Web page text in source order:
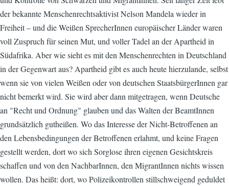
der bekannte Menschenrechtsaktivist Nelson Mandela wieder in
Freiheit – und die Weißen SprecherInnen europäischer Länder waren
voll Zuspruch für seinen Mut, und voller Tadel an der Apartheid in
Südafrika. Aber wie sieht es mit den Menschenrechten in Deutschland
in der Gegenwart aus? Apartheid gibt es auch heute hierzulande, selbst
wenn sie von vielen Weißen oder von deutschen StaatsbürgerInnen gar
nicht bemerkt wird. Sie wird aber dann mitgetragen, wenn Deutsche
an "Recht und Ordnung" glauben und das Walten der BeamtInnen
grundsätzlich gutheißen. Wo das Interesse der Nicht-Betroffenen an
den Lebensbedingungen der Betroffenen erlahmt, und keine Fragen
gestellt werden, dort wo sich Sorglose ihren eigenen Gesichtskreis
schaffen und von den NachbarInnen, den MigrantInnen nichts wissen
wollen. Das heißt: dort, wo Polizeikontrollen stillschweigend geduldet